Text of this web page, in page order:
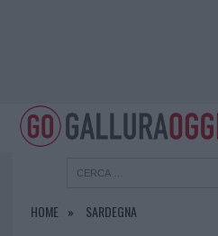
HOME SARDEGNA